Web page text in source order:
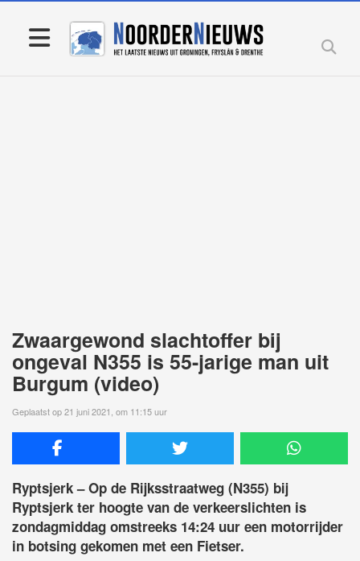
Zwaargewond slachtoffer bij
ongeval N355 is 55-jarige man uit
Burgum (video)
Geplaatst op 21 juni 2021, om 11:15 uur
Ryptsjerk – Op de Rijksstraatweg (N355) bij
Ryptsjerk ter hoogte van de verkeerslichten is
zondagmiddag omstreeks 14:24 uur een motorrijder
in botsing gekomen met een Fietser.